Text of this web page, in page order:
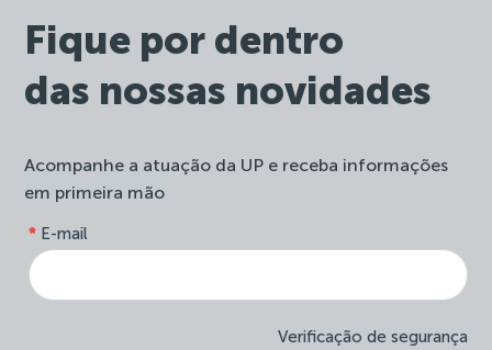
Fique por dentro
das nossas novidades
Acompanhe a atuação da UP e receba informações
em primeira mão
site-
newsletter
E-mail
*
Verificação de segurança
você
é
humano,
este